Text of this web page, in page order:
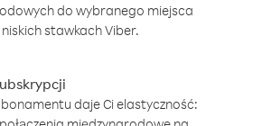
do wybranego miejsca
stawkach Viber.
daje Ci elastyczność: